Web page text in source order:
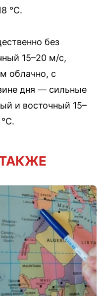
°C.
без
15–20 м/с,
облачно, с
дня — сильные
и восточный 15–